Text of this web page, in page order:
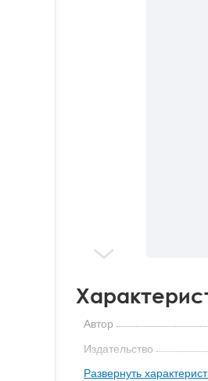
Автор
Издательство
Формат книги
Развернуть